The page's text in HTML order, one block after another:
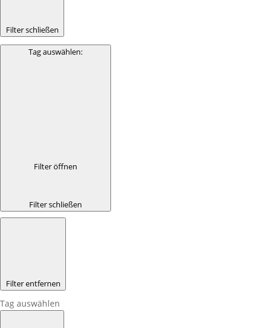
Filter schließen
Tag auswählen:
Filter öffnen
Filter schließen
Filter entfernen
Tag auswählen